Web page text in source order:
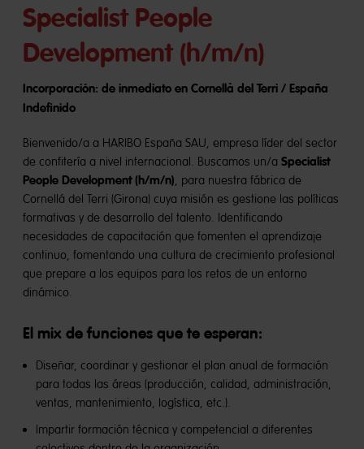
Specialist People
Development (h/m/n)
Incorporación: de inmediato en Cornellà del Terri / España
Indefinido
Bienvenido/a a HARIBO España SAU, empresa líder del sector
de confitería a nivel internacional. Buscamos un/a Specialist
People Development (h/m/n) , para nuestra fábrica de
Cornellá del Terri (Girona) cuya misión es gestione las políticas
formativas y de desarrollo del talento. Identificando
necesidades de capacitación que fomenten el aprendizaje
continuo, fomentando una cultura de crecimiento profesional
que prepare a los equipos para los retos de un entorno
dinámico.
El mix de funciones que te esperan:
Diseñar, coordinar y gestionar el plan anual de formación
para todas las áreas (producción, calidad, administración,
ventas, mantenimiento, logística, etc.).
Impartir formación técnica y competencial a diferentes